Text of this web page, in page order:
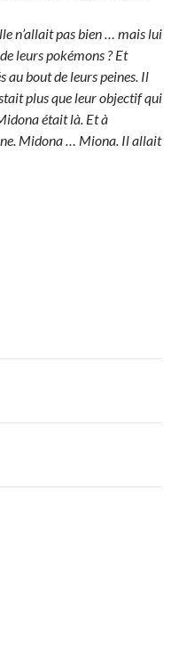
n’allait pas bien … mais lui
leurs pokémons ? Et
au bout de leurs peines. Il
plus que leur objectif qui
était là. Et à
Midona … Miona. Il allait